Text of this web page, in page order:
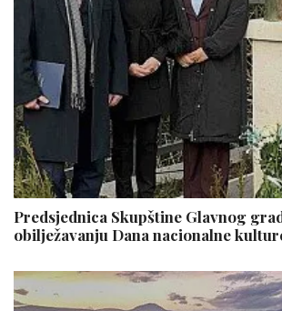
Predsjednica Skupštine Glavnog
obilježavanju Dana nacionalne